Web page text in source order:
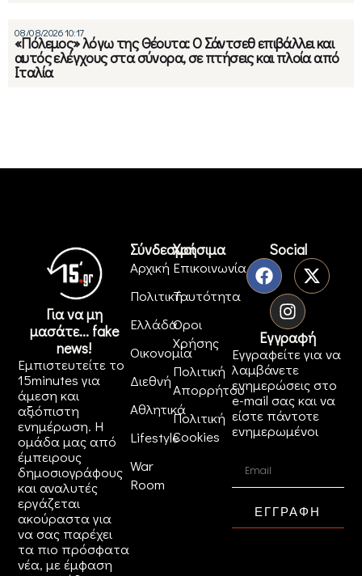
08/08/2026 10:17
«Πόλεμος» λόγω της Θέουτα: Ο Σάντσεθ επιβάλλει και
αυτός ελέγχους στα σύνορα, σε πτήσεις και πλοία από
Ιταλία
Για να μη
μασάτε... fake
news!
Εμπιστευτείτε το
15minutes για
άμεση και
αξιόπιστη
ενημέρωση. Η
ομάδα μας από
έμπειρους
δημοσιογράφους
και αναλυτές
εργάζεται
ακούραστα για
να σας παρέχει
τα πιο πρόσφατα
νέα, με έμφαση
Σύνδεσμοι
Αρχική
Πολιτική
Ελλάδα
Οικονομία
Διεθνή
Αθλητικά
Lifestyle
War
Room
Χρήσιμα
Επικοινωνία
Ταυτότητα
Όροι
Χρήσης
Πολιτική
Απορρήτου
Πολιτική
Cookies
Social
Εγγραφή
Εγγραφείτε για να
λαμβάνετε
ενημερώσεις στο
e-mail σας και να
είστε πάντοτε
ενημερωμένοι
ΕΓΓΡΑΦΗ